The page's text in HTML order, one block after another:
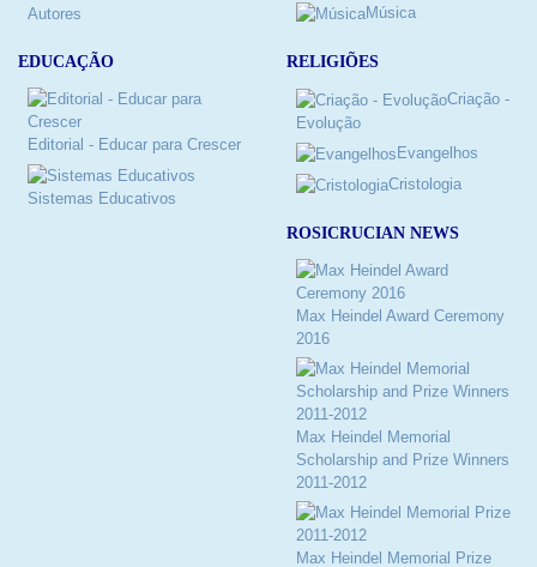
Autores
EDUCAÇÃO
Editorial - Educar para Crescer
Sistemas Educativos
Música
RELIGIÕES
Criação -
Evolução
Evangelhos
Cristologia
ROSICRUCIAN NEWS
Max Heindel Award Ceremony
2016
Max Heindel Memorial
Scholarship and Prize Winners
2011-2012
Max Heindel Memorial Prize